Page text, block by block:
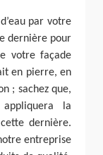
par votre
dernière pour
votre façade
en pierre, en
; sachez que,
la
dernière.
entreprise